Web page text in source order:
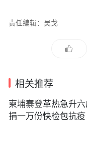
责任编辑：吴戈
相关推荐
柬埔寨登革热急升
捐一万份快检包抗疫